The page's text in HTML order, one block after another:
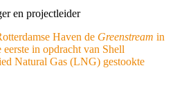
en projectleider
Haven de Greenstream in
in opdracht van Shell
Natural Gas (LNG) gestookte